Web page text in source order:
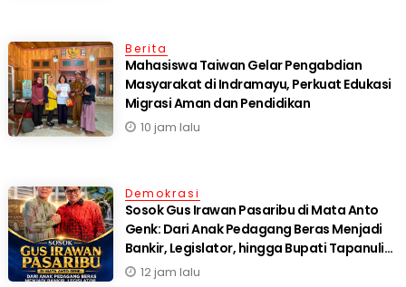
Berita
Mahasiswa Taiwan Gelar Pengabdian
Masyarakat di Indramayu, Perkuat Edukasi
Migrasi Aman dan Pendidikan
10 jam lalu
Demokrasi
Sosok Gus Irawan Pasaribu di Mata Anto
Genk: Dari Anak Pedagang Beras Menjadi
Bankir, Legislator, hingga Bupati Tapanuli
Selatan
12 jam lalu